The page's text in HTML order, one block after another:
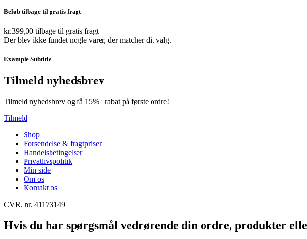
Beløb tilbage til gratis fragt
kr.399,00 tilbage til gratis fragt
Der blev ikke fundet nogle varer, der matcher dit valg.
Example Subtitle
Tilmeld nyhedsbrev
Tilmeld nyhedsbrev og få 15% i rabat på første ordre!
Tilmeld
Shop
Forsendelse & fragtpriser
Handelsbetingelser
Privatlivspolitik
Min side
Om os
Kontakt os
CVR. nr. 41173149
Hvis du har spørgsmål vedrørende din ordre, produkter